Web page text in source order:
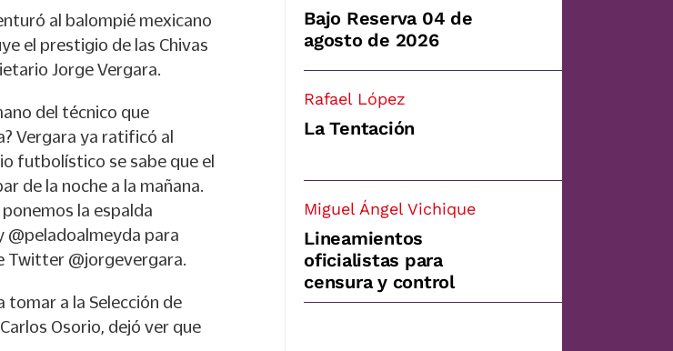
al balompié mexicano
el prestigio de las Chivas
Jorge Vergara.
del técnico que
Vergara ya ratificó al
futbolístico se sabe que el
de la noche a la mañana.
la espalda
@peladoalmeyda para
Twitter @jorgevergara.
tomar a la Selección de
Osorio, dejó ver que
Bajo Reserva 04 de
agosto de 2026
Rafael López
La Tentación
Miguel Ángel Vichique
Lineamientos
oficialistas para
censura y control